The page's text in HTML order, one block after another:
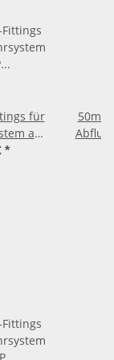
für
aus
30
*